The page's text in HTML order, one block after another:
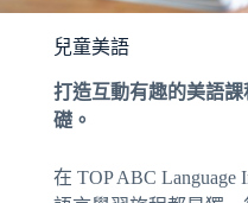
兒童美語
打造互動有趣的美語
礎。
在 TOP ABC